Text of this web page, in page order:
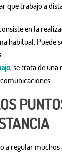
que trabajo a
en la
habitual. Puede
, se trata de una
a regular